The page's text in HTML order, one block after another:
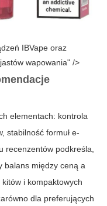
IBVape oraz
wapowania" />
elementach: kontrola
stabilność formuł e-
recenzentów podkreśla,
balans między ceną a
i kompaktowych
dla preferujących